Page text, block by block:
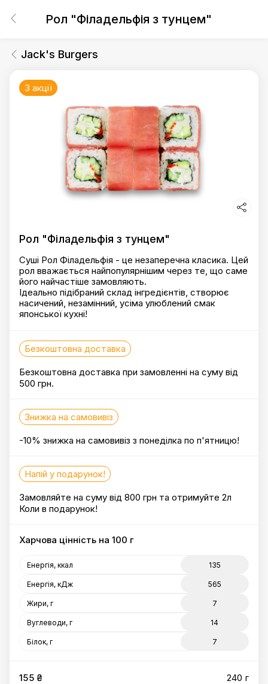
Рол "Філадельфія з тунцем"
Jack's Burgers
3 акції
Рол "Філадельфія з тунцем"
Суші Рол Філадельфія - це незаперечна класика. Цей
рол вважається найпопулярнішим через те, що саме
його найчастіше замовляють.
Ідеально підібраний склад інгредієнтів, створює
насичений, незамінний, усіма улюблений смак
японської кухні!
Безкоштовна доставка
Безкоштовна доставка при замовленні на суму від
500 грн.
Знижка на самовивіз
-10% знижка на самовивіз з понеділка по п'ятницю!
Напій у подарунок!
Замовляйте на суму від 800 грн та отримуйте 2л
Коли в подарунок!
Харчова цінність на 100 г
Енергія, ккал 135
Енергія, кДж 565
Жири, г 7
Вуглеводи, г 14
Білок, г 7
155 ₴ 240 г